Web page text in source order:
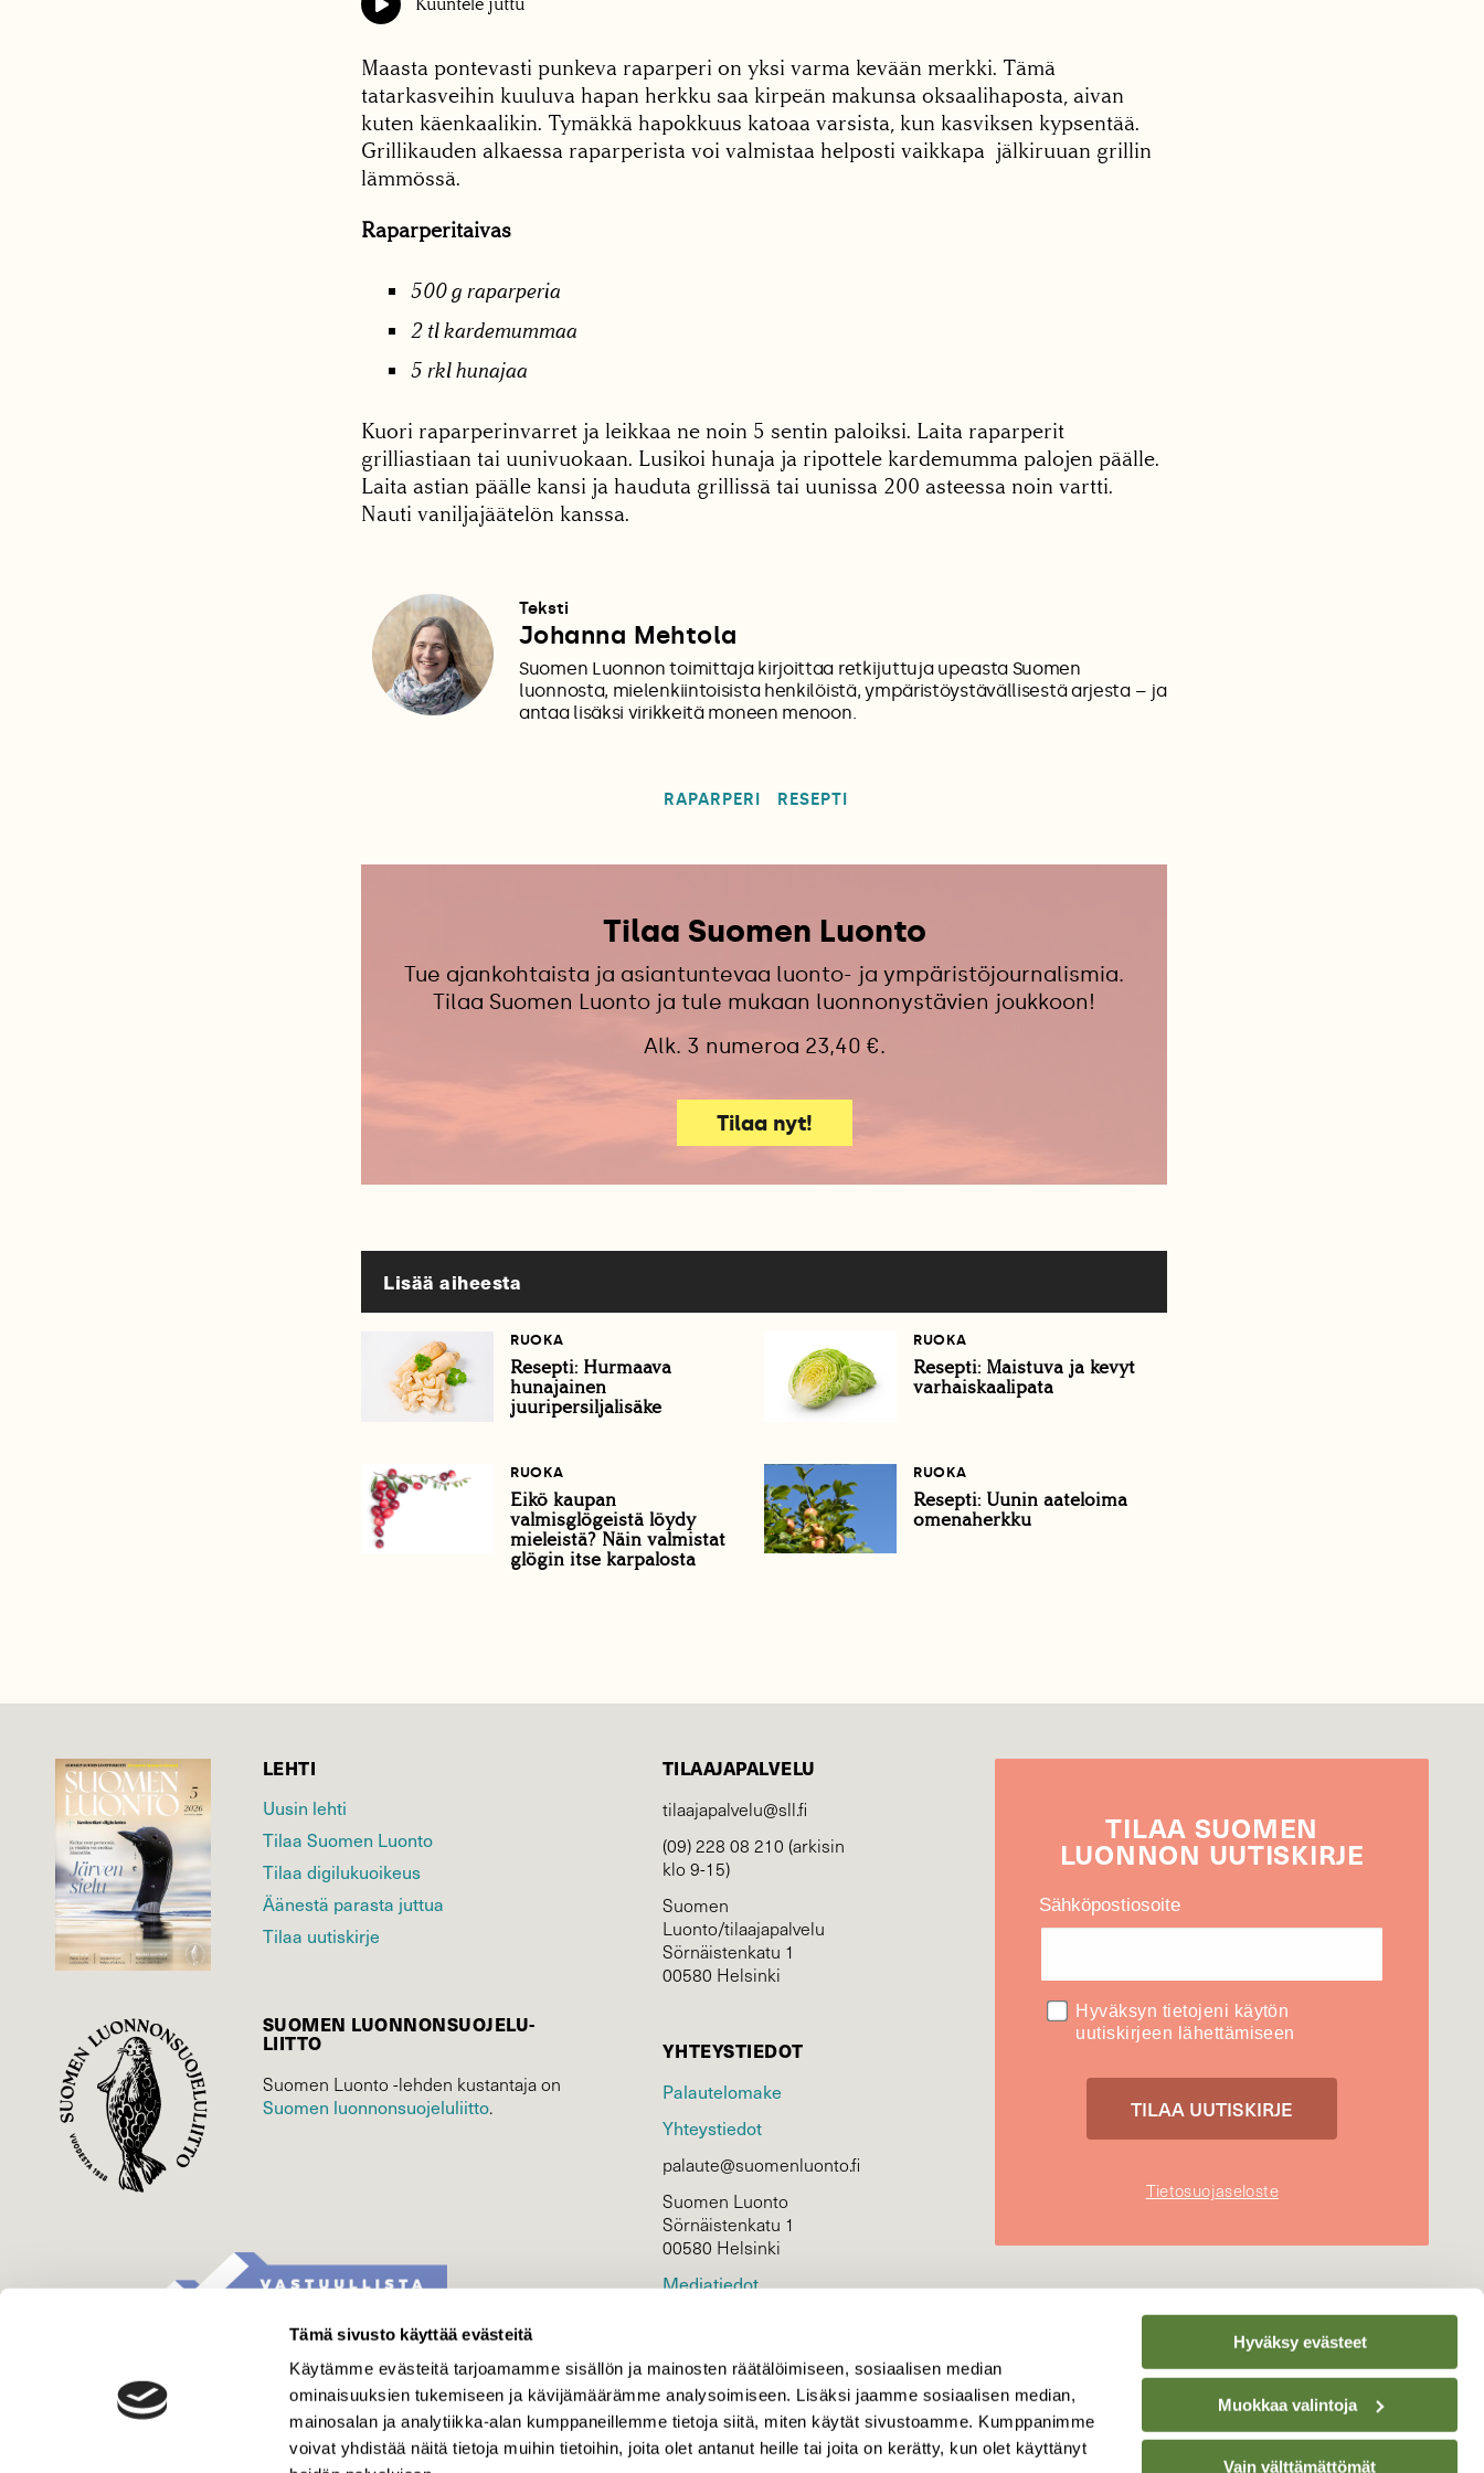
Tämä sivusto käyttää evästeitä
Käytämme evästeitä tarjoamamme sisällön ja mainosten räätälöimiseen, sosiaalisen median
ominaisuuksien tukemiseen ja kävijämäärämme analysoimiseen. Lisäksi jaamme sosiaalisen median,
mainosalan ja analytiikka-alan kumppaneillemme tietoja siitä, miten käytät sivustoamme. Kumppanimme
voivat yhdistää näitä tietoja muihin tietoihin, joita olet antanut heille tai joita on kerätty, kun olet käyttänyt
Hyväksy evästeet
Muokkaa valintoja
Vain välttämättömät
Kuuntele juttu
Maasta pontevasti punkeva raparperi on yksi varma kevään merkki. Tämä
tatarkasveihin kuuluva hapan herkku saa kirpeän makunsa oksaalihaposta, aivan
kuten käenkaalikin. Tymäkkä hapokkuus katoaa varsista, kun kasviksen kypsentää.
Grillikauden alkaessa raparperista voi valmistaa helposti vaikkapa jälkiruuan grillin
lämmössä.
Raparperitaivas
500 g raparperia
2 tl kardemummaa
5 rkl hunajaa
Kuori raparperinvarret ja leikkaa ne noin 5 sentin paloiksi. Laita raparperit
grilliastiaan tai uunivuokaan. Lusikoi hunaja ja ripottele kardemumma palojen päälle.
Laita astian päälle kansi ja hauduta grillissä tai uunissa 200 asteessa noin vartti.
Nauti vaniljajäätelön kanssa.
Teksti
Johanna Mehtola
Suomen Luonnon toimittaja kirjoittaa retkijuttuja upeasta Suomen
luonnosta, mielenkiintoisista henkilöistä, ympäristöystävällisestä arjesta – ja
antaa lisäksi virikkeitä moneen menoon.
RAPARPERI RESEPTI
Tilaa Suomen Luonto
Tue ajankohtaista ja asiantuntevaa luonto- ja ympäristöjournalismia.
Tilaa Suomen Luonto ja tule mukaan luonnonystävien joukkoon!
Alk. 3 numeroa 23,40 €.
Tilaa nyt!
Lisää aiheesta
RUOKA
Resepti: Hurmaava
hunajainen
juuripersiljalisäke
RUOKA
Resepti: Maistuva ja kevyt
varhaiskaalipata
RUOKA
Eikö kaupan
valmisglögeistä löydy
mieleistä? Näin valmistat
glögin itse karpalosta
RUOKA
Resepti: Uunin aateloima
omenaherkku
LEHTI
Uusin lehti
Tilaa Suomen Luonto
Tilaa digilukuoikeus
Äänestä parasta juttua
Tilaa uutiskirje
SUOMEN LUONNON­SUOJELU­
LIITTO
Suomen Luonto -lehden kustantaja on
Suomen luonnonsuojelu­liitto.
TILAAJAPALVELU
tilaajapalvelu@sll.fi
(09) 228 08 210 (arkisin
klo 9-15)
Suomen
Luonto/tilaajapalvelu
Sörnäistenkatu 1
00580 Helsinki
YHTEYSTIEDOT
Palautelomake
Yhteystiedot
palaute@suomenluonto.fi
Suomen Luonto
Sörnäistenkatu 1
00580 Helsinki
Mediatiedot
KIRJAUDU
TILAA SUOMEN
LUONNON UUTIS­KIRJE
Sähköpostiosoite
Hyväksyn tietojeni käytön
uutiskirjeen lähettämiseen
Tietosuojaseloste